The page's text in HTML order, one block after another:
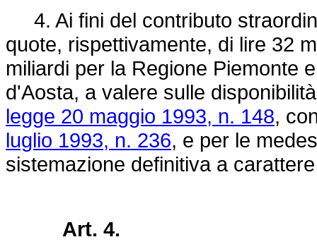
4. Ai fini del contributo
quote, rispettivamente, di lire 32
miliardi per la Regione Piemonte
d'Aosta, a valere sulle
legge 20 maggio 1993, n. 148,
luglio 1993, n. 236, e per le
sistemazione definitiva a
Art. 4.